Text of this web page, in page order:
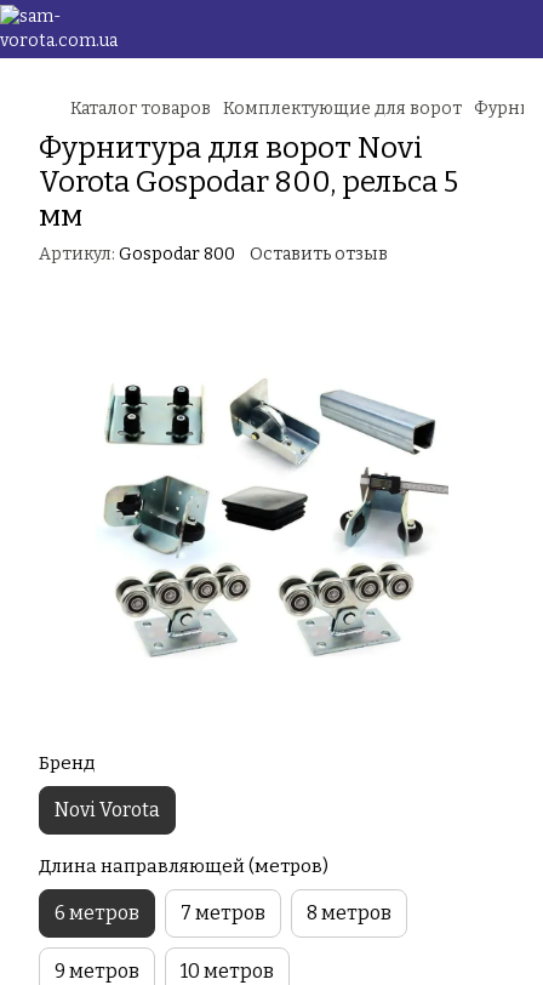
Каталог товаров Комплектующие для ворот
Фурнитура для ворот Novi
Vorota Gospodar 800, рельса 5
мм
Артикул: Gospodar 800 Оставить отзыв
Бренд
Novi Vorota
Длина направляющей (метров)
6 метров 7 метров 8 метров
9 метров 10 метров